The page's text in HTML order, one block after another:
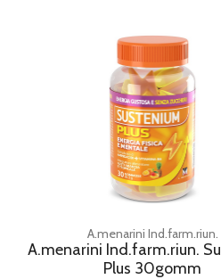
A.menarini Ind.farm.riun.
A.menarini Ind.farm.riun.
Plus 30gomm